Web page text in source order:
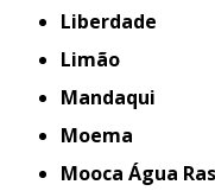
Liberdade
Limão
Mandaqui
Moema
Mooca Água